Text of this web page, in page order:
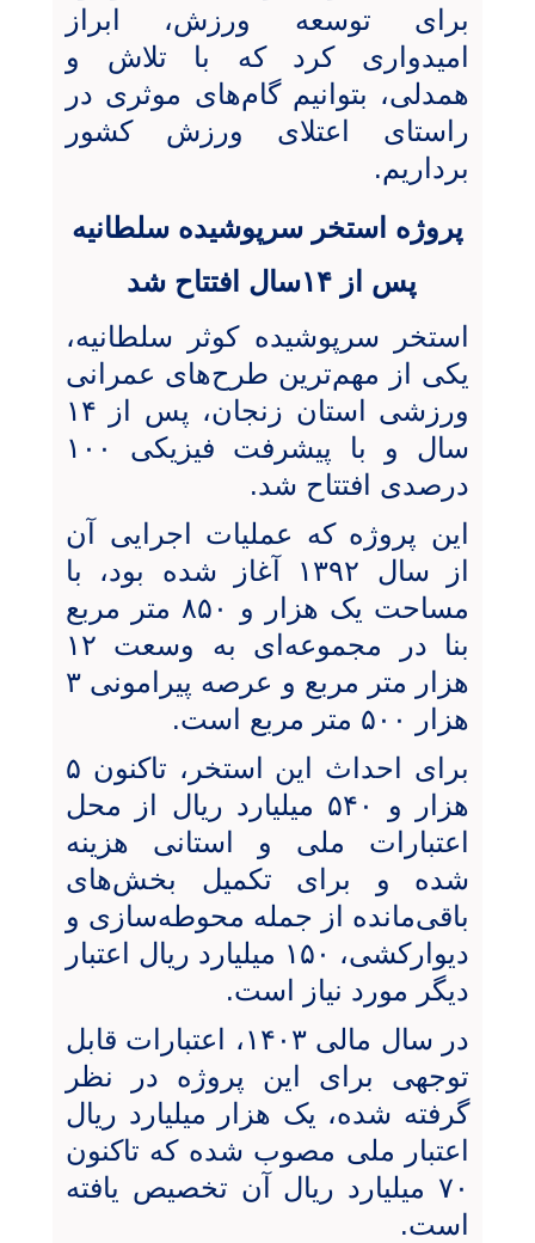
برای توسعه ورزش، ابراز
امیدواری کرد که با تلاش و
همدلی، بتوانیم گام‌های موثری در
راستای اعتلای ورزش کشور
برداریم.
پروژه استخر سرپوشیده سلطانیه
پس از ۱۴سال افتتاح شد
استخر سرپوشیده کوثر سلطانیه،
یکی از مهم‌ترین طرح‌های عمرانی
ورزشی استان زنجان، پس از ۱۴
سال و با پیشرفت فیزیکی ۱۰۰
درصدی افتتاح شد.
این پروژه که عملیات اجرایی آن
از سال ۱۳۹۲ آغاز شده بود، با
مساحت یک هزار و ۸۵۰ متر مربع
بنا در مجموعه‌ای به وسعت ۱۲
هزار متر مربع و عرصه پیرامونی ۳
هزار ۵۰۰ متر مربع است.
برای احداث این استخر، تاکنون ۵
هزار و ۵۴۰ میلیارد ریال از محل
اعتبارات ملی و استانی هزینه
شده و برای تکمیل بخش‌های
باقی‌مانده از جمله محوطه‌سازی و
دیوارکشی، ۱۵۰ میلیارد ریال اعتبار
دیگر مورد نیاز است.
در سال مالی ۱۴۰۳، اعتبارات قابل
توجهی برای این پروژه در نظر
گرفته شده، یک هزار میلیارد ریال
اعتبار ملی مصوب شده که تاکنون
۷۰ میلیارد ریال آن تخصیص یافته
است.